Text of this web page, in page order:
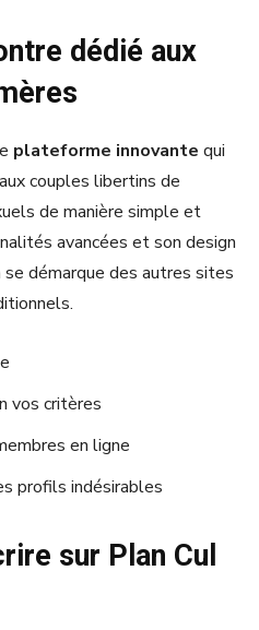
dédié aux
plateforme innovante qui
couples libertins de
de manière simple et
avancées et son design
démarque des autres sites
vos critères
en ligne
profils indésirables
sur Plan Cul